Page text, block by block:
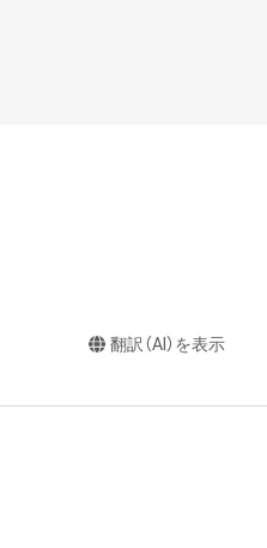
翻訳（AI）を表示